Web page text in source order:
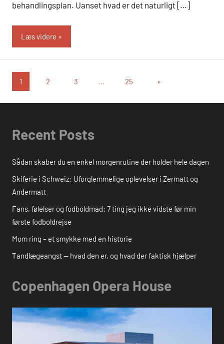
behandlingsplan. Uanset hvad er det naturligt […]
Læs videre
Indlægsinddeling
1 2 3 … 25
Næste
»
Recent Posts
Sådan skaber du en enkel morgenrutine der holder hele dagen
Skiferie i Schweiz: Uforglemmelige oplevelser i Zermatt og
Andermatt
Fans, følelser og fodboldmad: 7 ting jeg ikke vidste før min
første fodboldrejse
Mom ring – et smykke med en historie
Tandlægeangst — hvad den er, og hvad der faktisk hjælper
Copenhagen Opera House